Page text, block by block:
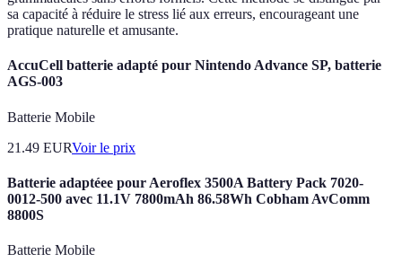
sa capacité à réduire le stress lié aux erreurs, encourageant une
pratique naturelle et amusante.
AccuCell batterie adapté pour Nintendo Advance SP, batterie
AGS-003
Batterie Mobile
21.49 EURVoir le prix
Batterie adaptéee pour Aeroflex 3500A Battery Pack 7020-
0012-500 avec 11.1V 7800mAh 86.58Wh Cobham AvComm
8800S
Batterie Mobile